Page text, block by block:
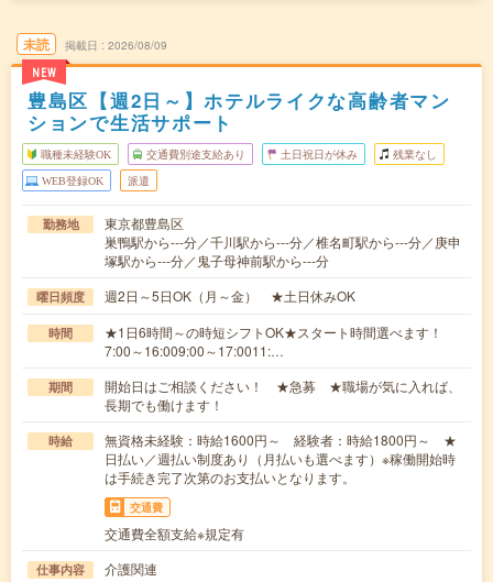
未読
NEW
掲載日 2026/08/09
豊島区【週2日～】ホテルライクな高齢者マン
ションで生活サポート
職種未経験OK 交通費別途支給あり 土日祝日が休み 残業なし
WEB登録OK 派遣
勤務地
東京都豊島区
巣鴨駅から---分／千川駅から---分／椎名町駅から---分／庚申
塚駅から---分／鬼子母神前駅から---分
曜日頻度 週2日～5日OK（月～金） ★土日休みOK
時間
★1日6時間～の時短シフトOK★スタート時間選べます！
7:00～16:009:00～17:0011:…
期間
開始日はご相談ください！ ★急募 ★職場が気に入れば、
長期でも働けます！
時給
無資格未経験：時給1600円～ 経験者：時給1800円～ ★
日払い／週払い制度あり（月払いも選べます）※稼働開始時
は手続き完了次第のお支払いとなります。
交通費
交通費全額支給※規定有
仕事内容
介護関連